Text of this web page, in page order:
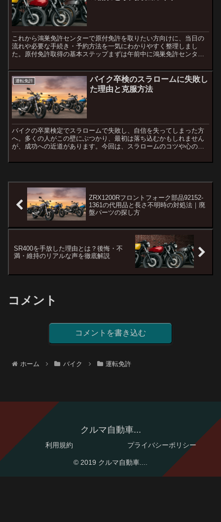
これから鴻巣免許センターで原付免許を取りたい方向けに、当日の
流れや必要な手続き・予約方法を一気にわかりやすく整理しまし
た。原付免許取得の基本ステップまずは午前中に鴻巣免許センター
運転免許
バイク卒検のスラロームに失敗し
た理由と克服方法
バイクの卒業検定でスラロームで失敗し、自信を失ってしまった方
へ。多くの人がこの壁にぶつかり、最初は落ち込むかもしれません
が、成功への近道があります。今回は、スラロームのコツや心の持
検...
ZRX1200Rフロントフォーク部品92152-
1361の代用品と長さ不明時の対処法｜廃
盤パーツの探し方
SR400を手放した理由とは？後悔・不
満・維持のリアルな声を徹底解説
コメント
コメントを書き込む
ホーム バイク 運転免許
クルマ自動車...
利用規約 プライバシーポリシー
© 2019 クルマ自動車....